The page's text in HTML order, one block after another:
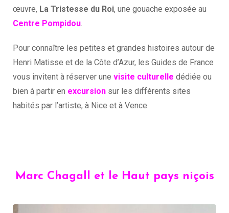
œuvre, La Tristesse du Roi, une gouache exposée au
Centre Pompidou.
Pour connaître les petites et grandes histoires autour de
Henri Matisse et de la Côte d’Azur, les Guides de France
vous invitent à réserver une visite culturelle dédiée ou
bien à partir en excursion sur les différents sites
habités par l’artiste, à Nice et à Vence.
Marc Chagall et le Haut pays niçois